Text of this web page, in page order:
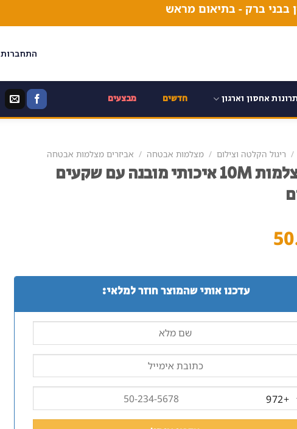
בבני ברק - בתיאום מראש
התחברות
אחסון וארגון חדשים מבצעים
/ ריגול הקלטה וצילום / מצלמות אבטחה / אביזרים מצלמות אבטחה
כבל מצלמות 10M איכותי מובנה עם שקעים
עדכנו אותי שהמוצר חוזר למלאי:
+972